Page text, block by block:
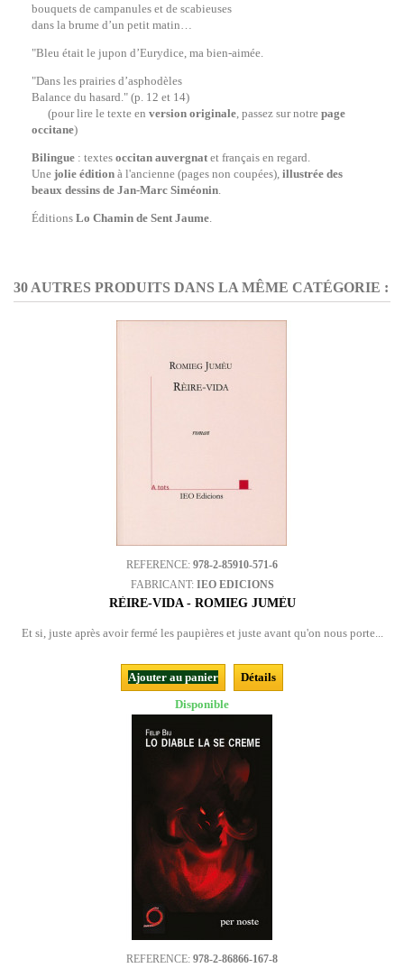
bouquets de campanules et de scabieuses
dans la brume d’un petit matin…
"Bleu était le jupon d’Eurydice, ma bien-aimée.
"Dans les prairies d’asphodèles
Balance du hasard." (p. 12 et 14)
(pour lire le texte en version originale, passez sur notre page
occitane)
Bilingue : textes occitan auvergnat et français en regard.
Une jolie édition à l'ancienne (pages non coupées), illustrée des
beaux dessins de Jan-Marc Siméonin.
Éditions Lo Chamin de Sent Jaume.
30 AUTRES PRODUITS DANS LA MÊME CATÉGORIE :
REFERENCE: 978-2-85910-571-6
FABRICANT: IEO EDICIONS
RÈIRE-VIDA - ROMIEG JUMÈU
Et si, juste après avoir fermé les paupières et juste avant qu'on nous porte...
Ajouter au panier
Détails
Disponible
REFERENCE: 978-2-86866-167-8